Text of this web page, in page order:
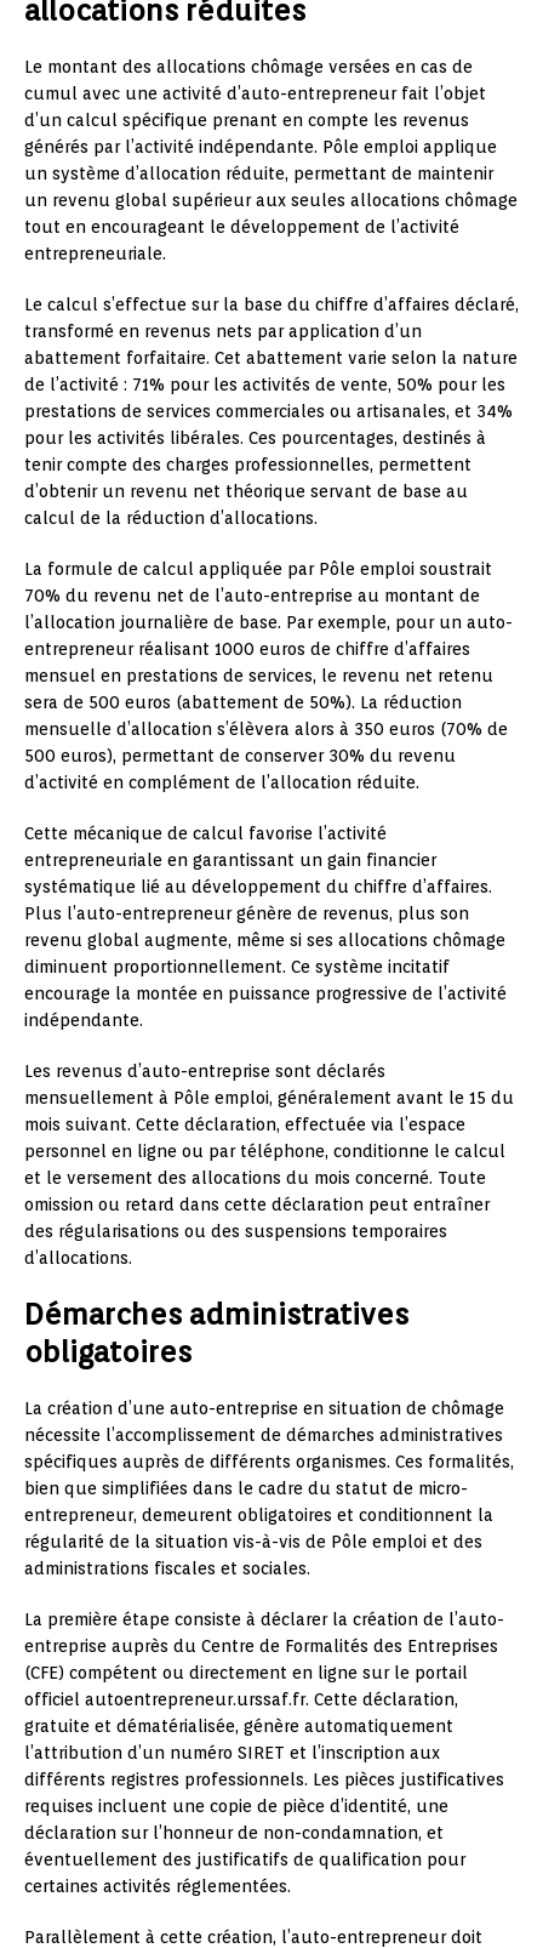
allocations réduites
Le montant des allocations chômage versées en cas de
cumul avec une activité d’auto-entrepreneur fait l’objet
d’un calcul spécifique prenant en compte les revenus
générés par l’activité indépendante. Pôle emploi applique
un système d’allocation réduite, permettant de maintenir
un revenu global supérieur aux seules allocations chômage
tout en encourageant le développement de l’activité
entrepreneuriale.
Le calcul s’effectue sur la base du chiffre d’affaires déclaré,
transformé en revenus nets par application d’un
abattement forfaitaire. Cet abattement varie selon la nature
de l’activité : 71% pour les activités de vente, 50% pour les
prestations de services commerciales ou artisanales, et 34%
pour les activités libérales. Ces pourcentages, destinés à
tenir compte des charges professionnelles, permettent
d’obtenir un revenu net théorique servant de base au
calcul de la réduction d’allocations.
La formule de calcul appliquée par Pôle emploi soustrait
70% du revenu net de l’auto-entreprise au montant de
l’allocation journalière de base. Par exemple, pour un auto-
entrepreneur réalisant 1000 euros de chiffre d’affaires
mensuel en prestations de services, le revenu net retenu
sera de 500 euros (abattement de 50%). La réduction
mensuelle d’allocation s’élèvera alors à 350 euros (70% de
500 euros), permettant de conserver 30% du revenu
d’activité en complément de l’allocation réduite.
Cette mécanique de calcul favorise l’activité
entrepreneuriale en garantissant un gain financier
systématique lié au développement du chiffre d’affaires.
Plus l’auto-entrepreneur génère de revenus, plus son
revenu global augmente, même si ses allocations chômage
diminuent proportionnellement. Ce système incitatif
encourage la montée en puissance progressive de l’activité
indépendante.
Les revenus d’auto-entreprise sont déclarés
mensuellement à Pôle emploi, généralement avant le 15 du
mois suivant. Cette déclaration, effectuée via l’espace
personnel en ligne ou par téléphone, conditionne le calcul
et le versement des allocations du mois concerné. Toute
omission ou retard dans cette déclaration peut entraîner
des régularisations ou des suspensions temporaires
d’allocations.
Démarches administratives
obligatoires
La création d’une auto-entreprise en situation de chômage
nécessite l’accomplissement de démarches administratives
spécifiques auprès de différents organismes. Ces formalités,
bien que simplifiées dans le cadre du statut de micro-
entrepreneur, demeurent obligatoires et conditionnent la
régularité de la situation vis-à-vis de Pôle emploi et des
administrations fiscales et sociales.
La première étape consiste à déclarer la création de l’auto-
entreprise auprès du Centre de Formalités des Entreprises
(CFE) compétent ou directement en ligne sur le portail
officiel autoentrepreneur.urssaf.fr. Cette déclaration,
gratuite et dématérialisée, génère automatiquement
l’attribution d’un numéro SIRET et l’inscription aux
différents registres professionnels. Les pièces justificatives
requises incluent une copie de pièce d’identité, une
déclaration sur l’honneur de non-condamnation, et
éventuellement des justificatifs de qualification pour
certaines activités réglementées.
Parallèlement à cette création, l’auto-entrepreneur doit